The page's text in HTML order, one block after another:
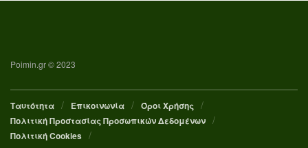
Poimin.gr © 2023
Ταυτότητα Επικοινωνία
Όροι Χρήσης
Πολιτική Προστασίας Προσωπικών Δεδομένων
Πολιτική Cookies